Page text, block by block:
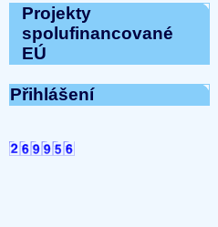
Projekty
spolufinancované
EÚ
Přihlášení